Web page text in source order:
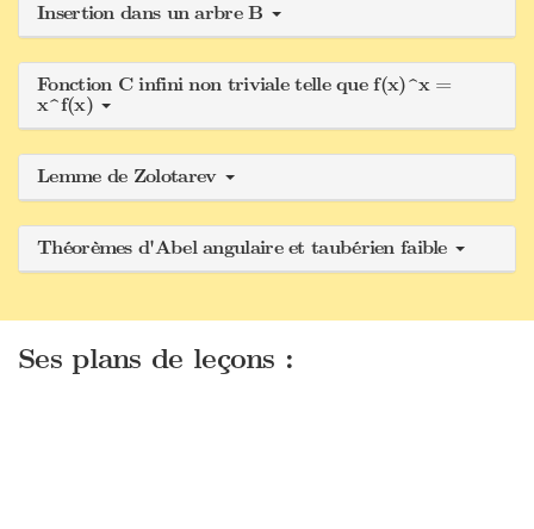
Insertion dans un arbre B
Fonction C infini non triviale telle que f(x)^x =
x^f(x)
Lemme de Zolotarev
Théorèmes d'Abel angulaire et taubérien faible
Ses plans de leçons :